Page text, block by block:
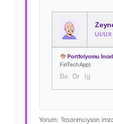
UI/UX
Portfolyomu
FinTech App)
Be Dr Ig
Yorum: Tasarımcıysan